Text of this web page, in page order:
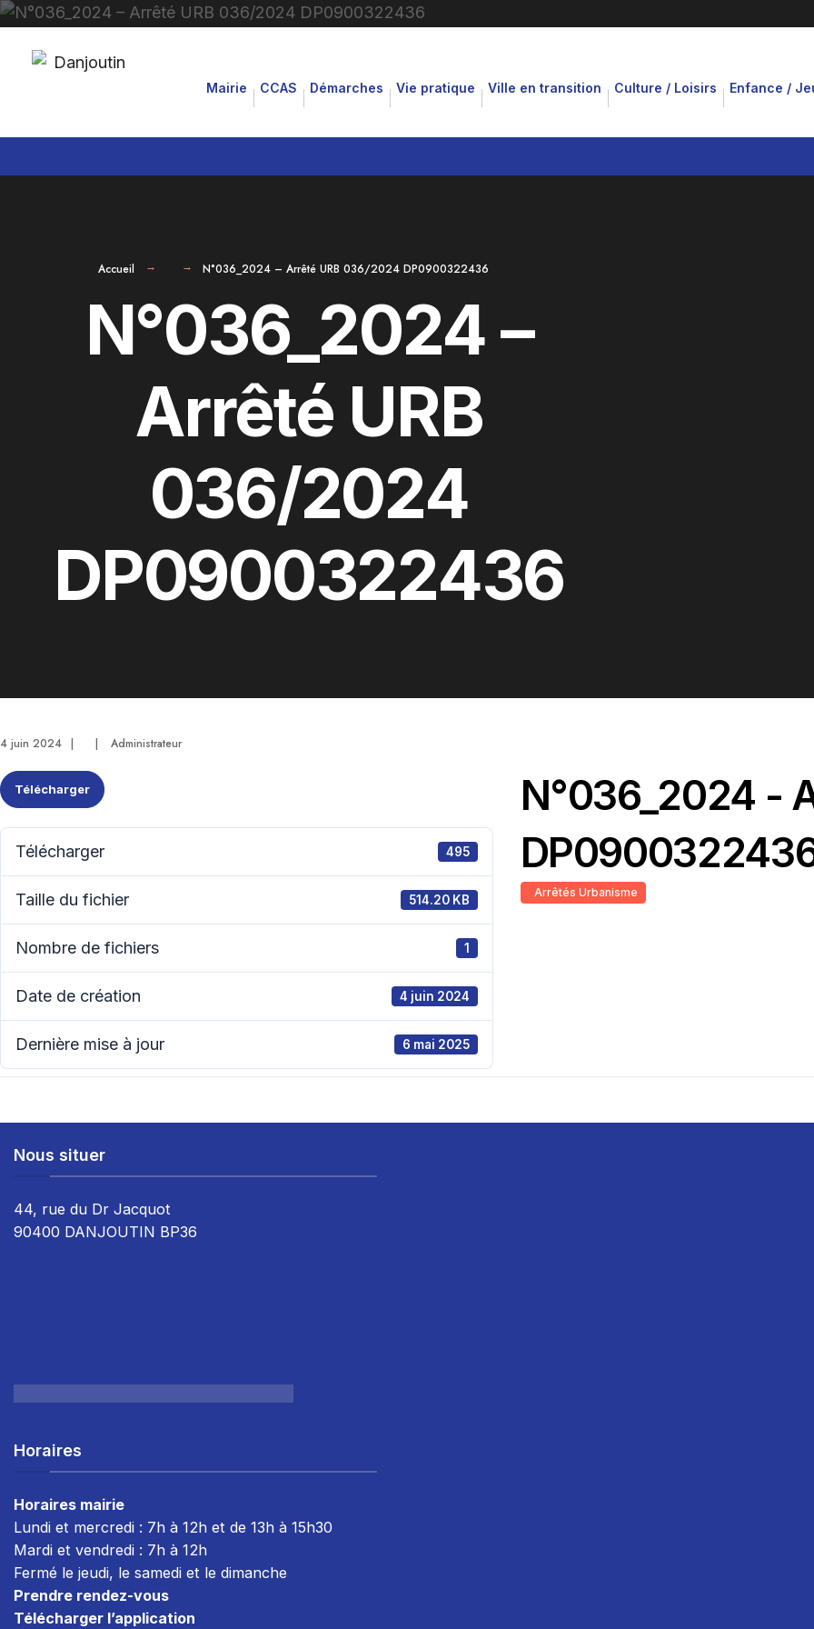
Mairie CCAS Démarches Vie pratique Ville en transition Culture / Loisirs Enfance /
Accueil N°036_2024 – Arrêté URB 036/2024 DP0900322436
N°036_2024 –
Arrêté URB
036/2024
DP0900322436
4 juin 2024 | | Administrateur
Télécharger
Télécharger 495
Taille du fichier 514.20 KB
Nombre de fichiers 1
Date de création 4 juin 2024
Dernière mise à jour 6 mai 2025
N°036_2024 -
Arrêtés Urbanisme
Nous situer
44, rue du Dr Jacquot
90400 DANJOUTIN BP36
Horaires
Horaires mairie
Lundi et mercredi : 7h à 12h et de 13h à 15h30
Mardi et vendredi : 7h à 12h
Fermé le jeudi, le samedi et le dimanche
Prendre rendez-vous
Télécharger l’application